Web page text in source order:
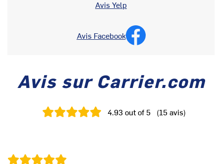
Avis Yelp
Avis Facebook
Avis sur Carrier.com
4.93out of 5 (15avis)